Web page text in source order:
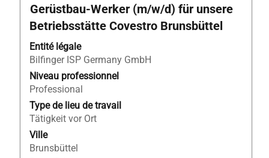
Titre
Gerüstbau-Werker (m/w/d) für unsere
Betriebsstätte Covestro Brunsbüttel
Entité légale
Bilfinger ISP Germany GmbH
Niveau professionnel
Professional
Type de lieu de travail
Tätigkeit vor Ort
Ville
Brunsbüttel
Sélectionnez
avec
la
barre
d’espacement
pour
afficher
tout
le
contenu
des
informations